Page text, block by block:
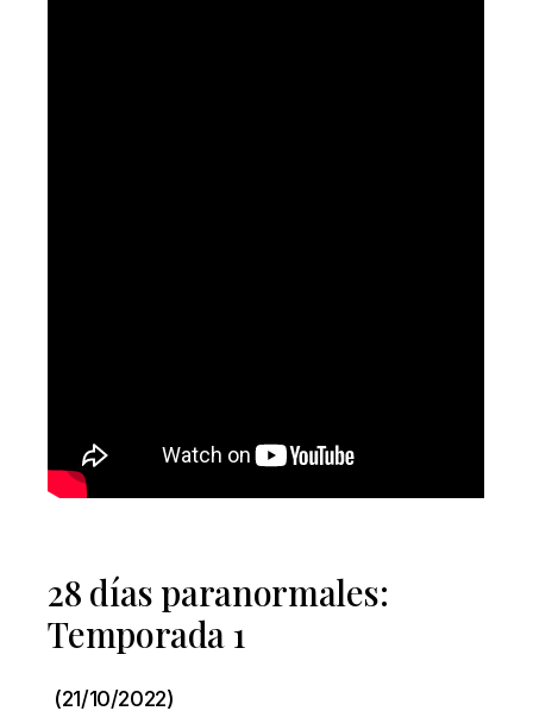
28 días paranormales:
Temporada 1
(21/10/2022)